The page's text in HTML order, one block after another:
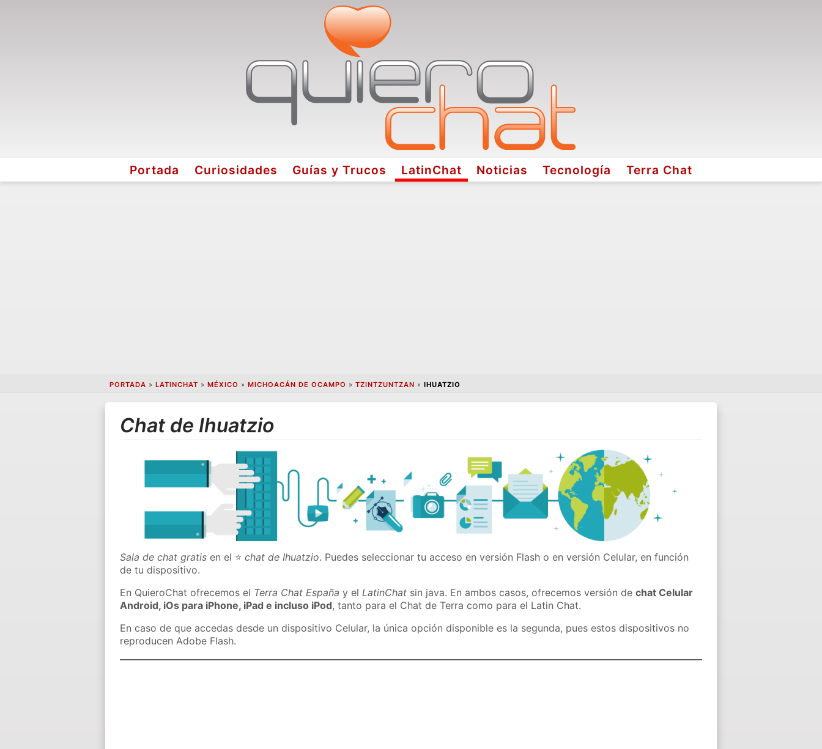
Portada Curiosidades Guías y Trucos LatinChat Noticias Tecnología Terra Chat
PORTADA » LATINCHAT » MÉXICO » MICHOACÁN DE OCAMPO » TZINTZUNTZAN » IHUATZIO
Chat de Ihuatzio
Sala de chat gratis en el ⭐chat de Ihuatzio. Puedes seleccionar tu acceso en versión Flash o en versión Celular, en función
de tu dispositivo.
En QuieroChat ofrecemos el Terra Chat España y elLatinChat sin java. En ambos casos, ofrecemos versión dechat Celular
Android, iOs para iPhone, iPad e incluso iPod, tanto para el Chat de Terra como para el Latin Chat.
En caso de que accedas desde un dispositivo Celular, la única opción disponible es la segunda, pues estos dispositivos no
reproducen Adobe Flash.